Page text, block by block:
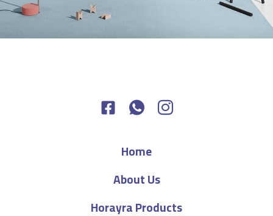
Home
About Us
Horayra Products